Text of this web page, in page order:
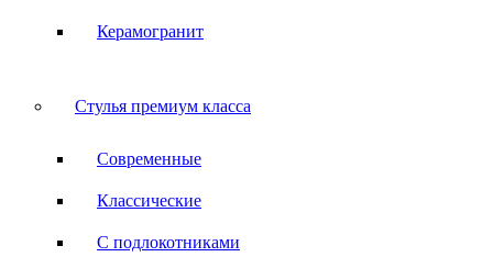
Керамогранит
Стулья премиум класса
Современные
Классические
С подлокотниками